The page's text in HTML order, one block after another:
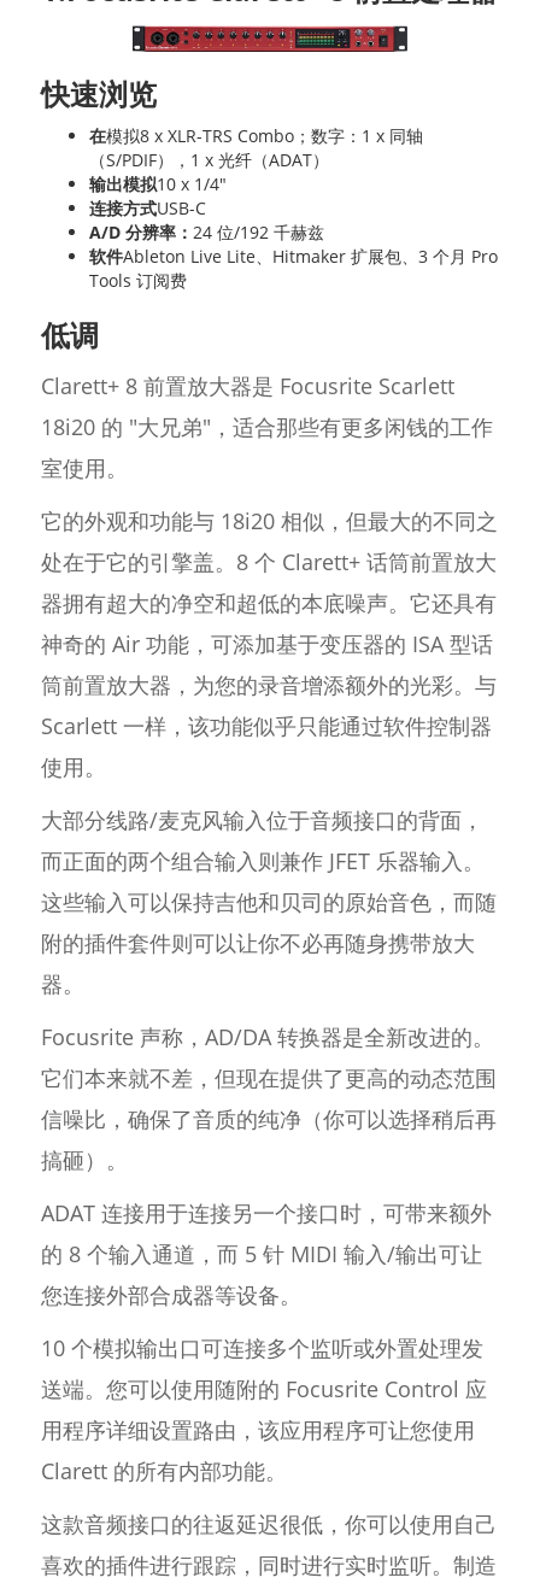
快速浏览
在模拟8 x XLR-TRS Combo；数字：1 x 同轴
（S/PDIF），1 x 光纤（ADAT）
输出模拟10 x 1/4"
连接方式USB-C
A/D 分辨率： 24 位/192 千赫兹
软件Ableton Live Lite、Hitmaker 扩展包、3 个月 Pro
Tools 订阅费
低调
Clarett+ 8 前置放大器是 Focusrite Scarlett
18i20 的 "大兄弟"，适合那些有更多闲钱的工作
室使用。
它的外观和功能与 18i20 相似，但最大的不同之
处在于它的引擎盖。8 个 Clarett+ 话筒前置放大
器拥有超大的净空和超低的本底噪声。它还具有
神奇的 Air 功能，可添加基于变压器的 ISA 型话
筒前置放大器，为您的录音增添额外的光彩。与
Scarlett 一样，该功能似乎只能通过软件控制器
使用。
大部分线路/麦克风输入位于音频接口的背面，
而正面的两个组合输入则兼作 JFET 乐器输入。
这些输入可以保持吉他和贝司的原始音色，而随
附的插件套件则可以让你不必再随身携带放大
器。
Focusrite 声称，AD/DA 转换器是全新改进的。
它们本来就不差，但现在提供了更高的动态范围
信噪比，确保了音质的纯净（你可以选择稍后再
搞砸）。
ADAT 连接用于连接另一个接口时，可带来额外
的 8 个输入通道，而 5 针 MIDI 输入/输出可让
您连接外部合成器等设备。
10 个模拟输出口可连接多个监听或外置处理发
送端。您可以使用随附的 Focusrite Control 应
用程序详细设置路由，该应用程序可让您使用
Clarett 的所有内部功能。
这款音频接口的往返延迟很低，你可以使用自己
喜欢的插件进行跟踪，同时进行实时监听。制造